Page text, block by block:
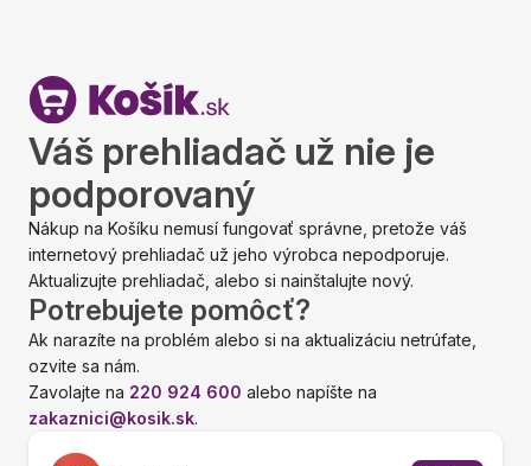
Váš prehliadač už nie je
podporovaný
Nákup na Košíku nemusí fungovať správne, pretože váš
internetový prehliadač už jeho výrobca nepodporuje.
Aktualizujte prehliadač, alebo si nainštalujte nový.
Potrebujete pomôcť?
Ak narazíte na problém alebo si na aktualizáciu netrúfate,
ozvite sa nám.
Zavolajte na 220 924 600 alebo napíšte na
zakaznici@kosik.sk.